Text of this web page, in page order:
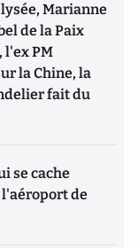
Marianne
de la Paix
l'ex PM
la Chine, la
fait du
se cache
l'aéroport de